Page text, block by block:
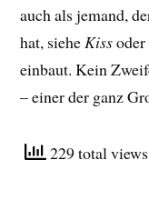
auch als jemand,
hat, sieheKissoder
einbaut. Kein
– einer der ganz
229 total views